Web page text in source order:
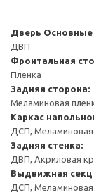
Дверь Основные
ДВП
Фронтальная
Пленка
Задняя сторона:
Меламиновая
Каркас
ДСП, Меламиновая
Задняя стенка:
ДВП, Акриловая
Выдвижная секц
ДСП, Меламиновая